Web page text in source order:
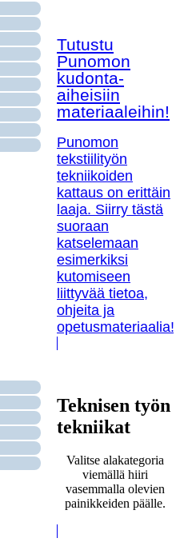
Tutustu
Punomon
kudonta-
aiheisiin
materiaaleihin!
Punomon
tekstiilityön
tekniikoiden
kattaus on erittäin
laaja. Siirry tästä
suoraan
katselemaan
esimerkiksi
kutomiseen
liittyvää tietoa,
ohjeita ja
opetusmateriaalia!
Teknisen työn
tekniikat
Valitse alakategoria
viemällä hiiri
vasemmalla olevien
painikkeiden päälle.